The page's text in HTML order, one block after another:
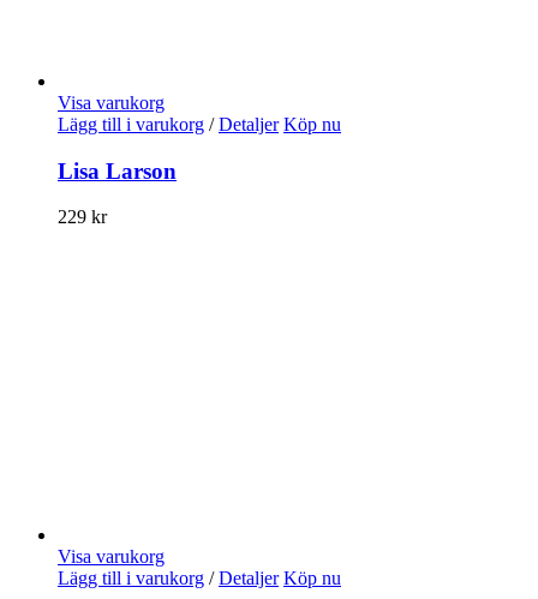
Visa varukorg
Lägg till i varukorg / Detaljer Köp nu
Lisa Larson
229 kr
Visa varukorg
Lägg till i varukorg / Detaljer Köp nu